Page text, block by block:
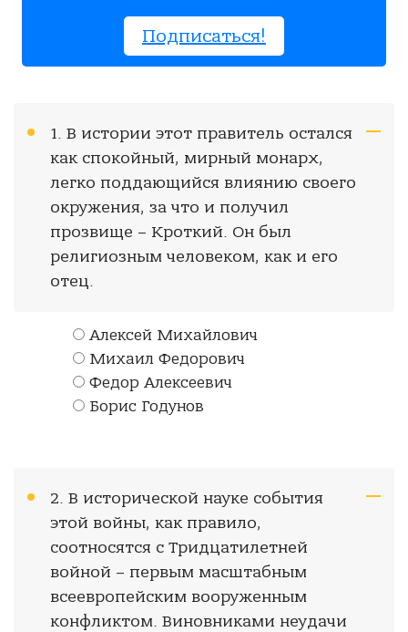
Подписаться!
1. В истории этот правитель остался
как спокойный, мирный монарх,
легко поддающийся влиянию своего
окружения, за что и получил
прозвище – Кроткий. Он был
религиозным человеком, как и его
отец.
Алексей Михайлович
Михаил Федорович
Федор Алексеевич
Борис Годунов
2. В исторической науке события
этой войны, как правило,
соотносятся с Тридцатилетней
войной – первым масштабным
всеевропейским вооруженным
конфликтом. Виновниками неудачи